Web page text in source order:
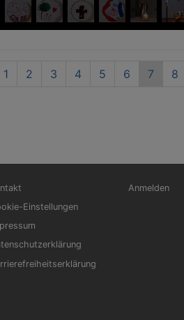
Seite
1 Seite
2 Seite
3 Seite
4 Seite
5 Seite
6 7 8
Einstellungen
Anmelden